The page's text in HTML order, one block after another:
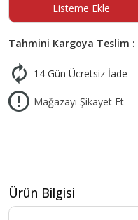
Listeme Ekle
Tahmini Kargoya Teslim :
14 Gün Ücretsiz İade
Mağazayı Şikayet Et
Ürün Bilgisi